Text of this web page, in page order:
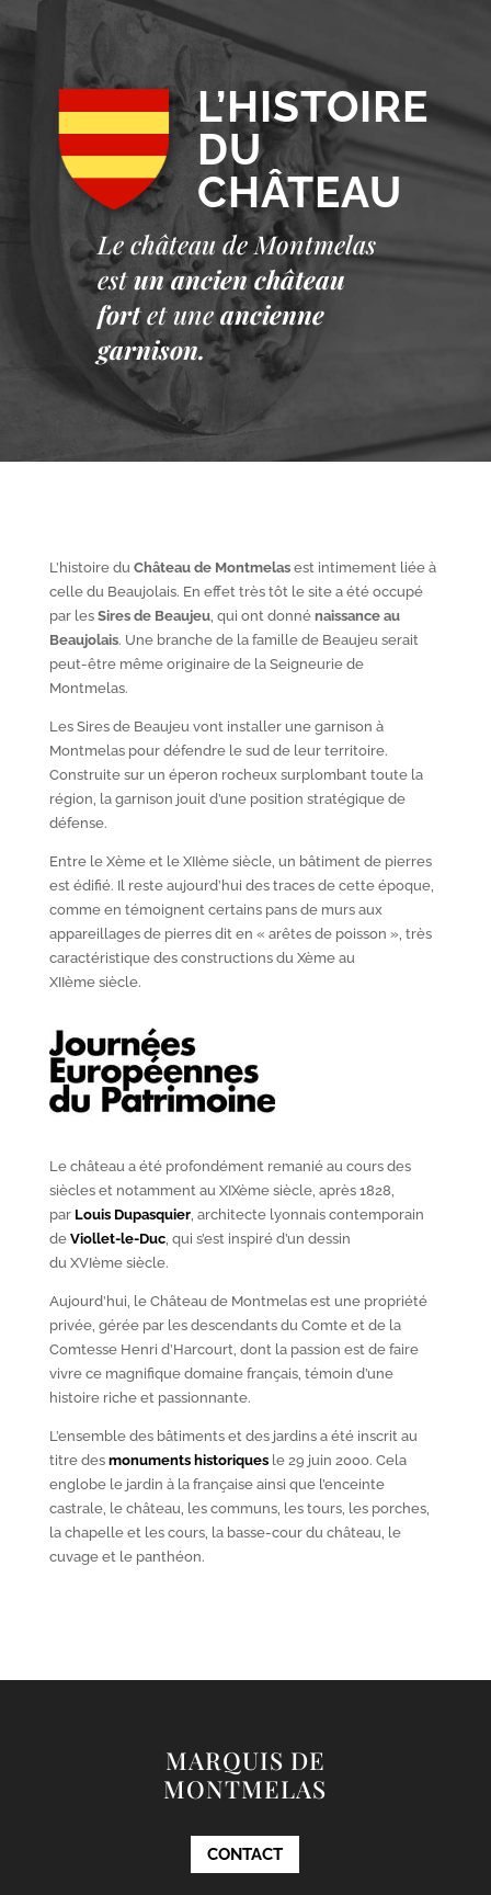
L’HISTOIRE
DU
CHÂTEAU
Le château de Montmelas
est un ancien château
fort et une ancienne
garnison.
L’histoire duChâteau de Montmelasest intimement liée à
celle du Beaujolais. En effet très tôt le site a été occupé
par les Sires de Beaujeu, qui ont donné naissance au
Beaujolais. Une branche de la famille de Beaujeu serait
peut-être même originaire de la Seigneurie de
Montmelas.
Les Sires de Beaujeu vont installer une garnison à
Montmelas pour défendre le sud de leur territoire.
Construite sur un éperon rocheux surplombant toute la
région, la garnison jouit d’une position stratégique de
défense.
Entre le Xèmeet le XIIèmesiècle, un bâtiment de pierres
est édifié. Il reste aujourd’hui des traces de cette époque,
comme en témoignent certains pans de murs aux
appareillages de pierres dit en « arêtes de poisson », très
caractéristique des constructions du Xèmeau
XIIèmesiècle.
Le château a été profondément remanié au cours des
siècles et notamment au XIXèmesiècle, après 1828,
par Louis Dupasquier, architecte lyonnais contemporain
de Viollet-le-Duc, qui s’est inspiré d’un dessin
du XVIèmesiècle.
Aujourd’hui, le Château de Montmelas est une propriété
privée, gérée par les descendants du Comte et de la
Comtesse Henri d’Harcourt, dont la passion est de faire
vivre ce magnifique domaine français, témoin d’une
histoire riche et passionnante.
L’ensemble des bâtiments et des jardins a été inscrit au
titre des monuments historiquesle 29 juin 2000. Cela
englobe le jardin à la française ainsi que l’enceinte
castrale, le château, les communs, les tours, les porches,
la chapelle et les cours, la basse-cour du château, le
cuvage et le panthéon.
MARQUIS DE
MONTMELAS
CONTACT